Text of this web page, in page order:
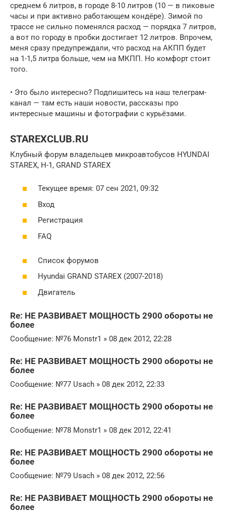
среднем 6 литров, в городе 8-10 литров (10 — в пиковые
часы и при активно работающем кондёре). Зимой по
трассе не сильно поменялся расход — порядка 7 литров,
а вот по городу в пробки достигает 12 литров. Впрочем,
меня сразу предупреждали, что расход на АКПП будет
на 1-1,5 литра больше, чем на МКПП. Но комфорт стоит
того.
• Это было интересно? Подпишитесь на наш телеграм-
канал — там есть наши новости, рассказы про
интересные машины и фотографии с курьёзами.
STAREXCLUB.RU
Клубный форум владельцев микроавтобусов HYUNDAI
STAREX, H-1, GRAND STAREX
Текущее время: 07 сен 2021, 09:32
Вход
Регистрация
FAQ
Список форумов
Hyundai GRAND STAREX (2007-2018)
Двигатель
Re: НЕ РАЗВИВАЕТ МОЩНОСТЬ 2900 обороты не
более
Сообщение: №76 Monstr1 » 08 дек 2012, 22:28
Re: НЕ РАЗВИВАЕТ МОЩНОСТЬ 2900 обороты не
более
Сообщение: №77 Usach » 08 дек 2012, 22:33
Re: НЕ РАЗВИВАЕТ МОЩНОСТЬ 2900 обороты не
более
Сообщение: №78 Monstr1 » 08 дек 2012, 22:41
Re: НЕ РАЗВИВАЕТ МОЩНОСТЬ 2900 обороты не
более
Сообщение: №79 Usach » 08 дек 2012, 22:56
Re: НЕ РАЗВИВАЕТ МОЩНОСТЬ 2900 обороты не
более